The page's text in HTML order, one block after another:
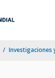
Investigaciones